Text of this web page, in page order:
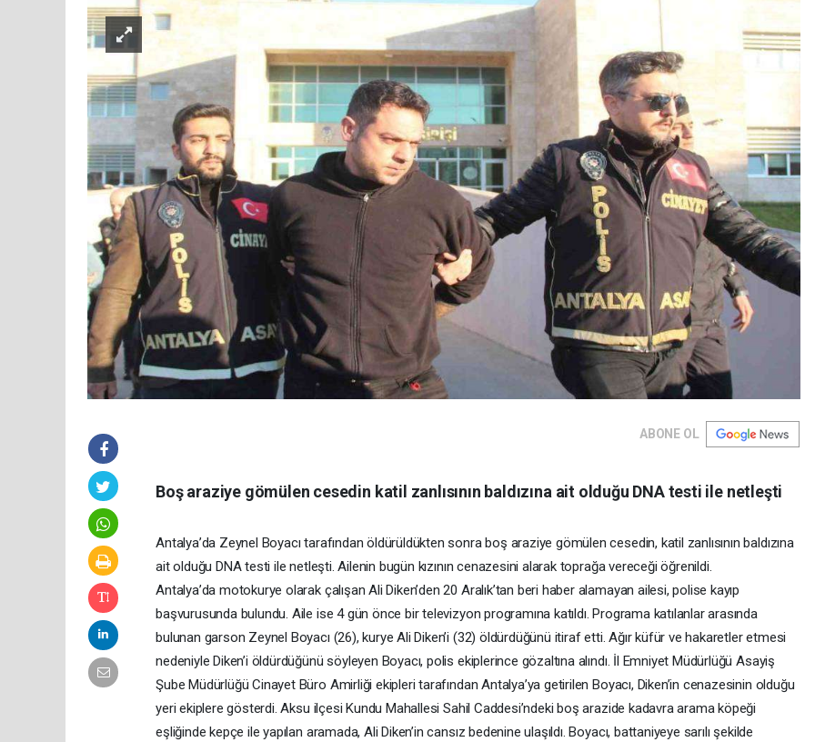
ABONE OL
Boş araziye gömülen cesedin katil zanlısının baldızına ait olduğu DNA testi ile netleşti
Antalya’da Zeynel Boyacı tarafından öldürüldükten sonra boş araziye gömülen cesedin, katil zanlısının baldızına
ait olduğu DNA testi ile netleşti. Ailenin bugün kızının cenazesini alarak toprağa vereceği öğrenildi.
Antalya’da motokurye olarak çalışan Ali Diken’den 20 Aralık’tan beri haber alamayan ailesi, polise kayıp
başvurusunda bulundu. Aile ise 4 gün önce bir televizyon programına katıldı. Programa katılanlar arasında
bulunan garson Zeynel Boyacı (26), kurye Ali Diken’i (32) öldürdüğünü itiraf etti. Ağır küfür ve hakaretler etmesi
nedeniyle Diken’i öldürdüğünü söyleyen Boyacı, polis ekiplerince gözaltına alındı. İl Emniyet Müdürlüğü Asayiş
Şube Müdürlüğü Cinayet Büro Amirliği ekipleri tarafından Antalya’ya getirilen Boyacı, Diken’in cenazesinin olduğu
yeri ekiplere gösterdi. Aksu ilçesi Kundu Mahallesi Sahil Caddesi’ndeki boş arazide kadavra arama köpeği
eşliğinde kepçe ile yapılan aramada, Ali Diken’in cansız bedenine ulaşıldı. Boyacı, battaniyeye sarılı şekilde